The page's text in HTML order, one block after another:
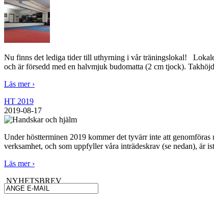
Nu finns det lediga tider till uthyrning i vår träningslokal!
och är försedd med en halvmjuk budomatta (2 cm tjock).
Läs mer ›
HT 2019
2019-08-17
Under höstterminen 2019 kommer det tyvärr inte att
verksamhet, och som uppfyller våra inträdeskrav (se nedan),
Läs mer ›
NYHETSBREV